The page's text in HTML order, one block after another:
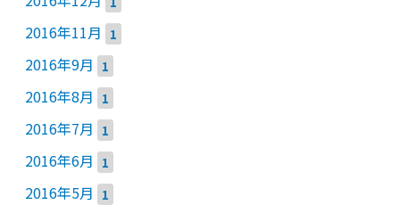
2016年11月 1
2016年9月 1
2016年8月 1
2016年7月 1
2016年6月 1
2016年5月 1